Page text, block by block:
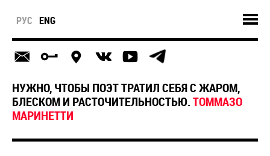
РУС ENG
НУЖНО, ЧТОБЫ ПОЭТ ТРАТИЛ СЕБЯ С ЖАРОМ,
БЛЕСКОМ И РАСТОЧИТЕЛЬНОСТЬЮ.ТОММАЗО
МАРИНЕТТИ